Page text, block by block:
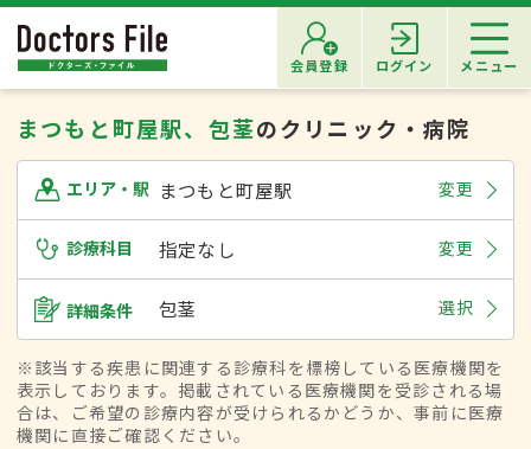
会員登録 ログイン メニュー
まつもと町屋駅、包茎のクリニック・病院
エリア・駅 まつもと町屋駅 変更
診療科目 指定なし 変更
詳細条件 包茎 選択
※該当する疾患に関連する診療科を標榜している医療機関を
表示しております。掲載されている医療機関を受診される場
合は、ご希望の診療内容が受けられるかどうか、事前に医療
機関に直接ご確認ください。